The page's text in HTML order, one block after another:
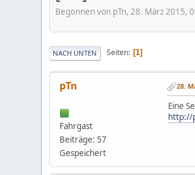
Begonnen von pTn, 28. März 2015,
NACH UNTEN Seiten 1
pTn
Fahrgast
Beiträge: 57
Gespeichert
28.
Eine
http://